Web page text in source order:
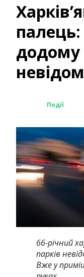
палець:
додому
Події
66-річний
парків
Вже у